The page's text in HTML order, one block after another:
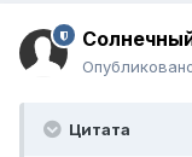
Цитата